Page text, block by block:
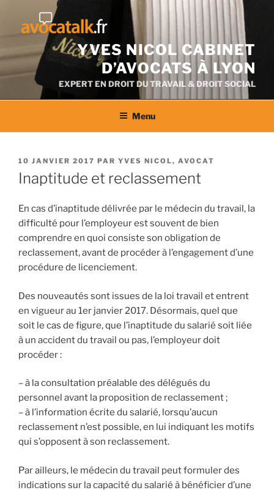
contenu
YVES NICOL CABINET
D’AVOCATS À LYON
EXPERT EN DROIT DU TRAVAIL & DROIT SOCIAL
Menu
PUBLIÉ
LE
10 JANVIER 2017 PAR YVES NICOL, AVOCAT
Inaptitude et reclassement
En cas d’inaptitude délivrée par le médecin du travail, la
difficulté pour l’employeur est souvent de bien
comprendre en quoi consiste son obligation de
reclassement, avant de procéder à l’engagement d’une
procédure de licenciement.
Des nouveautés sont issues de la loi travail et entrent
en vigueur au 1er janvier 2017. Désormais, quel que
soit le cas de figure, que l’inaptitude du salarié soit liée
à un accident du travail ou pas, l’employeur doit
procéder :
– à la consultation préalable des délégués du
personnel avant la proposition de reclassement ;
– à l’information écrite du salarié, lorsqu’aucun
reclassement n’est possible, en lui indiquant les motifs
qui s’opposent à son reclassement.
Par ailleurs, le médecin du travail peut formuler des
indications sur la capacité du salarié à bénéficier d’une